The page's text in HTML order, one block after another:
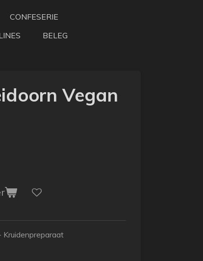
CONFESERIE
BELEG
Vegan
Kruidenpreparaat